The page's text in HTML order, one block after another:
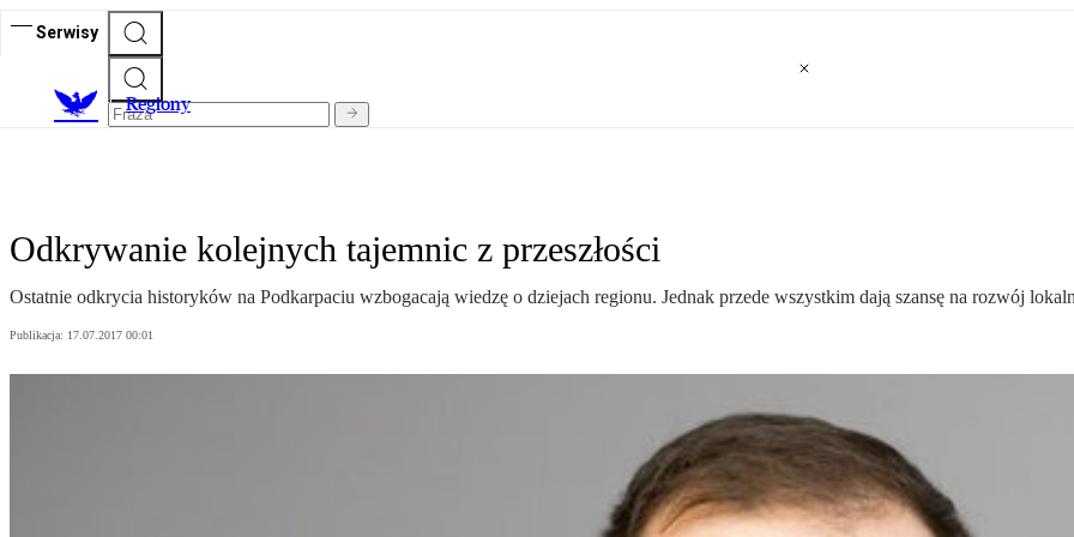
Serwisy
Regiony
Odkrywanie kolejnych tajemnic z przeszłości
Ostatnie odkrycia historyków na Podkarpaciu wzbogacają wiedzę o dziejach regionu. Jednak przede wszystkim dają szansę na rozwój
Publikacja: 17.07.2017 00:01